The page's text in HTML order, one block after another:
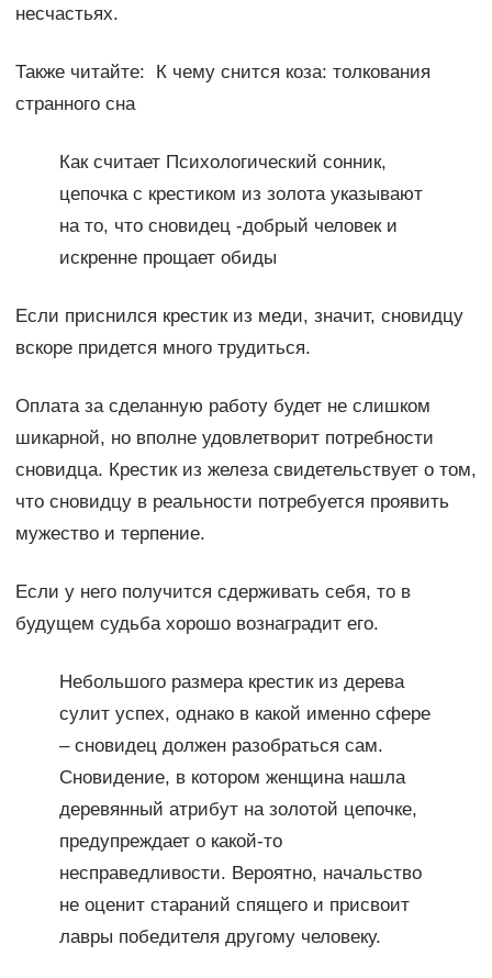
несчастьях.
Также читайте: К чему снится коза: толкования
странного сна
Как считает Психологический сонник,
цепочка с крестиком из золота указывают
на то, что сновидец -добрый человек и
искренне прощает обиды
Если приснился крестик из меди, значит, сновидцу
вскоре придется много трудиться.
Оплата за сделанную работу будет не слишком
шикарной, но вполне удовлетворит потребности
сновидца. Крестик из железа свидетельствует о том,
что сновидцу в реальности потребуется проявить
мужество и терпение.
Если у него получится сдерживать себя, то в
будущем судьба хорошо вознаградит его.
Небольшого размера крестик из дерева
сулит успех, однако в какой именно сфере
– сновидец должен разобраться сам.
Сновидение, в котором женщина нашла
деревянный атрибут на золотой цепочке,
предупреждает о какой-то
несправедливости. Вероятно, начальство
не оценит стараний спящего и присвоит
лавры победителя другому человеку.